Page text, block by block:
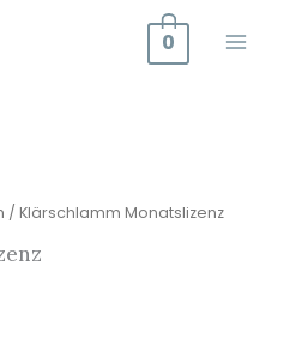
0
/ Klärschlamm Monatslizenz